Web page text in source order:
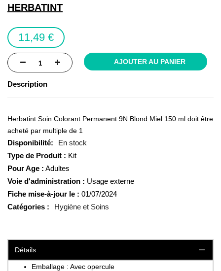
images
HERBATINT
11,49 €
AJOUTER AU PANIER
Description
Herbatint Soin Colorant Permanent 9N Blond Miel 150 ml doit être
acheté par multiple de 1
En stock
Type de Produit : Kit
Pour Age : Adultes
Voie d'administration : Usage externe
Fiche mise-à-jour le : 01/07/2024
Catégories :
Hygiène et Soins
Détails
Emballage : Avec opercule